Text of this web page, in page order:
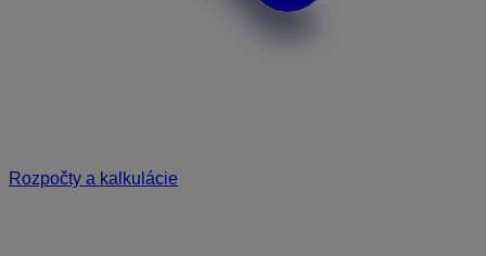
Rozpočty a kalkulácie